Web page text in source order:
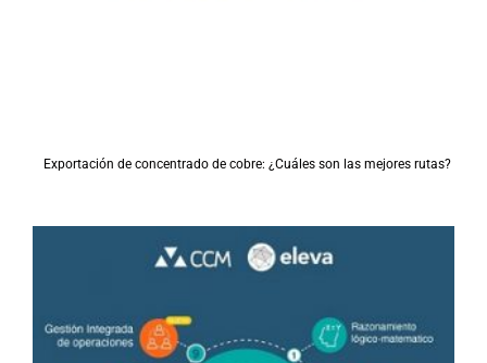
Exportación de concentrado de cobre: ¿Cuáles son las mejores rutas?